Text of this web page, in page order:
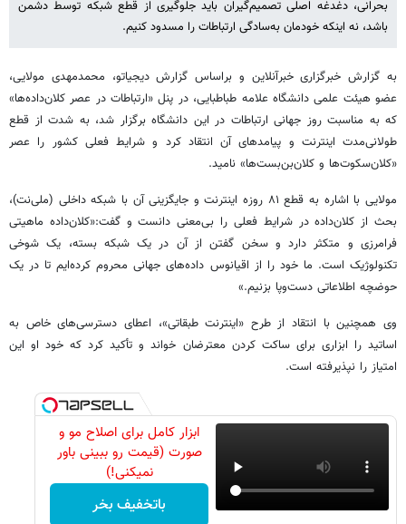
بحرانی، دغدغه اصلی تصمیم‌گیران باید جلوگیری از قطع شبکه توسط دشمن
باشد، نه اینکه خودمان به‌سادگی ارتباطات را مسدود کنیم.
به گزارش خبرگزاری خبرآنلاین و براساس گزارش دیجیاتو، محمدمهدی مولایی،
عضو هیئت علمی دانشگاه علامه طباطبایی، در پنل «ارتباطات در عصر کلان‌داده‌ها»
که به مناسبت روز جهانی ارتباطات در این دانشگاه برگزار شد، به شدت از قطع
طولانی‌مدت اینترنت و پیامدهای آن انتقاد کرد و شرایط فعلی کشور را عصر
«کلان‌سکوت‌ها و کلان‌بن‌بست‌ها» نامید.
مولایی با اشاره به قطع ۸۱ روزه اینترنت و جایگزینی آن با شبکه داخلی (ملی‌نت)،
بحث از کلان‌داده در شرایط فعلی را بی‌معنی دانست و گفت:«کلان‌داده ماهیتی
فرامرزی و متکثر دارد و سخن گفتن از آن در یک شبکه بسته، یک شوخی
تکنولوژیک است. ما خود را از اقیانوس داده‌های جهانی محروم کرده‌ایم تا در یک
حوضچه اطلاعاتی دست‌وپا بزنیم.»
وی همچنین با انتقاد از طرح «اینترنت طبقاتی»، اعطای دسترسی‌های خاص به
اساتید را ابزاری برای ساکت کردن معترضان خواند و تأکید کرد که خود او این
امتیاز را نپذیرفته است.
ابزار کامل برای اصلاح مو و
صورت (قیمت رو ببینی باور
نمیکنی!)
باتخفیف بخر